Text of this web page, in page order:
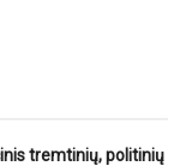
tremtinių, politinių